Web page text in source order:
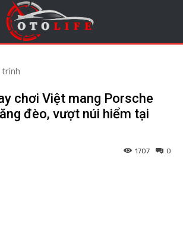
trình
chơi Việt mang Porsche
đèo, vượt núi hiểm tại
0
1707